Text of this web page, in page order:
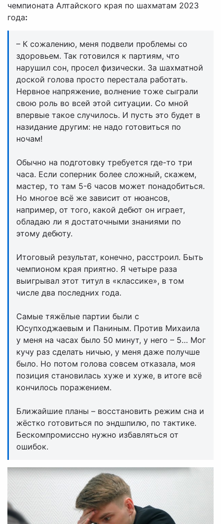
чемпионата Алтайского края по шахматам 2023
года:
– К сожалению, меня подвели проблемы со
здоровьем. Так готовился к партиям, что
нарушил сон, просел физически. За шахматной
доской голова просто перестала работать.
Нервное напряжение, волнение тоже сыграли
свою роль во всей этой ситуации. Со мной
впервые такое случилось. И пусть это будет в
назидание другим: не надо готовиться по
ночам!
Обычно на подготовку требуется где-то три
часа. Если соперник более сложный, скажем,
мастер, то там 5-6 часов может понадобиться.
Но многое всё же зависит от нюансов,
например, от того, какой дебют он играет,
обладаю ли я достаточными знаниями по
этому дебюту.
Итоговый результат, конечно, расстроил. Быть
чемпионом края приятно. Я четыре раза
выигрывал этот титул в «классике», в том
числе два последних года.
Самые тяжёлые партии были с
Юсупходжаевым и Паниным. Против Михаила
у меня на часах было 50 минут, у него – 5… Мог
кучу раз сделать ничью, у меня даже получше
было. Но потом голова совсем отказала, моя
позиция становилась хуже и хуже, в итоге всё
кончилось поражением.
Ближайшие планы – восстановить режим сна и
жёстко готовиться по эндшпилю, по тактике.
Бескомпромиссно нужно избавляться от
ошибок.